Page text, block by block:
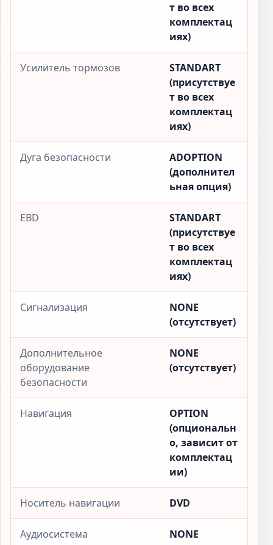
т во всех
комплектац
иях)
Усилитель тормозов
STANDART
(присутствуе
т во всех
комплектац
иях)
Дуга безопасности
ADOPTION
(дополнител
ьная опция)
EBD
STANDART
(присутствуе
т во всех
комплектац
иях)
Сигнализация
NONE
(отсутствует)
Дополнительное
оборудование
безопасности
NONE
(отсутствует)
Навигация
OPTION
(опциональн
о, зависит от
комплектац
ии)
Носитель навигации DVD
Аудиосистема
NONE